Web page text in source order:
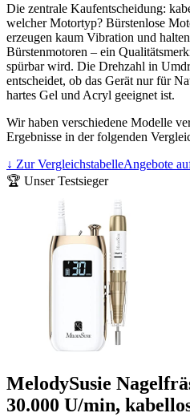
Die zentrale Kaufentscheidung:
welcher Motortyp? Bürstenlose
erzeugen kaum Vibration und
Bürstenmotoren – ein
spürbar wird. Die Drehzahl in
entscheidet, ob das Gerät nur für
hartes Gel und Acryl geeignet ist.
Wir haben verschiedene Modelle
Ergebnisse in der folgenden
↓ Zur VergleichstabelleAngebote
🏆 Unser Testsieger
MelodySusie
30.000 U/min,